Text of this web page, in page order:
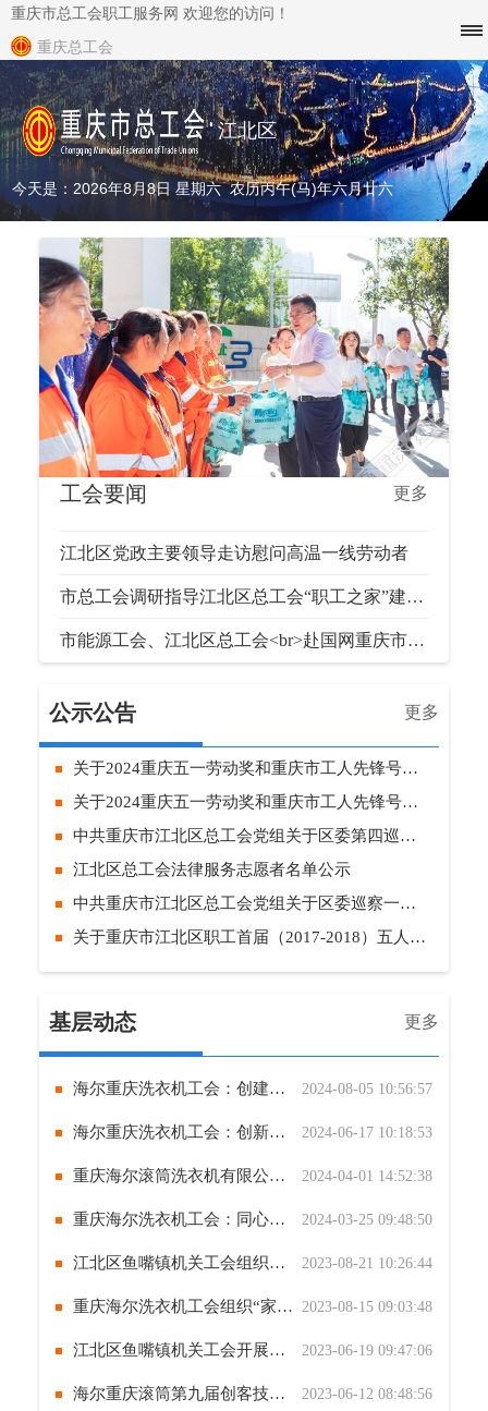
重庆市总工会职工服务网 欢迎您的访问！
重庆总工会
江北区
今天是：2026年8月8日 星期六 农历丙午(马)年六月廿六
工会要闻 更多
江北区党政主要领导走访慰问高温一线劳动者
市总工会调研指导江北区总工会“职工之家”建设工作
市能源工会、江北区总工会<br>赴国网重庆市北供电公司开展问需调研工作
公示公告 更多
关于2024重庆五一劳动奖和重庆市工人先锋号社会推荐名单的公示
关于2024重庆五一劳动奖和重庆市工人先锋号推荐名单的公示
中共重庆市江北区总工会党组关于区委第四巡察组反馈意见整改情况的通报
江北区总工会法律服务志愿者名单公示
中共重庆市江北区总工会党组关于区委巡察一组反馈意见整改情况的通报
关于重庆市江北区职工首届（2017-2018）五人制足球联赛比赛结果的通报
基层动态 更多
海尔重庆洗衣机工会：创建防暑助产6223攻坚创新模式 2024-08-05 10:56:57
海尔重庆洗衣机工会：创新五心➕五心餐厅运营模式，为员工的胃保驾护航 2024-06-17 10:18:53
重庆海尔滚筒洗衣机有限公司工会举行班组员工集体生日会 2024-04-01 14:52:38
重庆海尔洗衣机工会：同心谋发展、聚力创未来踏春趣味运动会 2024-03-25 09:48:50
江北区鱼嘴镇机关工会组织职工观看反诈主题电影《孤注一掷》 筑牢反诈防火墙 2023-08-21 10:26:44
重庆海尔洗衣机工会组织“家属日”品质生活工厂游 2023-08-15 09:03:48
江北区鱼嘴镇机关工会开展端午节主题活动 2023-06-19 09:47:06
海尔重庆滚筒第九届创客技能大赛-检验工种竞赛圆满收官 2023-06-12 08:48:56